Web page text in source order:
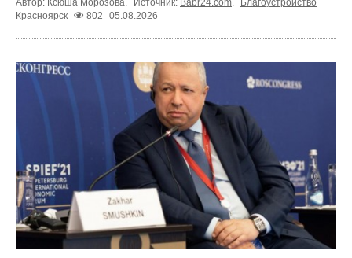
Автор: Ксюша Морозова. Источник: Babr24.com.
Благоустройство
Красноярск
802 05.08.2026